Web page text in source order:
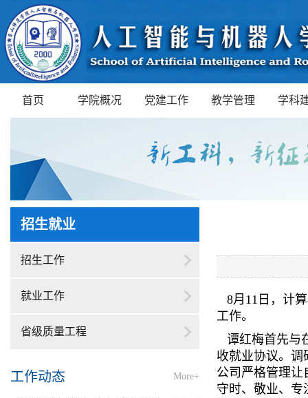
首页 学院概况 党建工作 教学管理 学科
招生就业
招生工作
就业工作
省级质量工程
工作动态 More+
8月11日，计
工作。
谭红梅首先与
收就业协议。调
公司严格管理让
守时、敬业、专